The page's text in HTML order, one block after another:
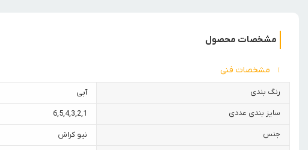
مشخصات محصول
مشخصات فنی
رنگ بندی آبی
سایز بندی عددی 1
,
2
,
3
,
4
,
5
,
6
جنس نیو کراش